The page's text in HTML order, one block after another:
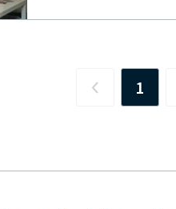
Previous
1